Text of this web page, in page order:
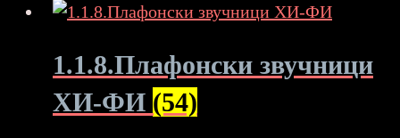
1.1.8.Плафонски звучници
ХИ-ФИ (54)